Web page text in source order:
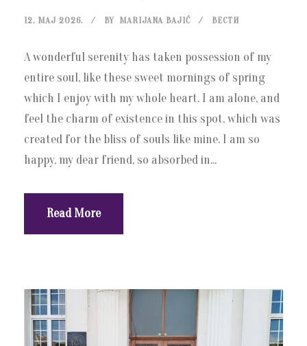
12. МАЈ 2026. BY MARIJANA BAJIĆ ВЕСТИ
A wonderful serenity has taken possession of my
entire soul, like these sweet mornings of spring
which I enjoy with my whole heart. I am alone, and
feel the charm of existence in this spot, which was
created for the bliss of souls like mine. I am so
happy, my dear friend, so absorbed in...
Read More